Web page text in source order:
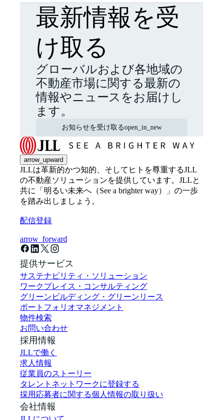
最新情報を受
け取る
グローバルおよび各地域の
不動産市場に関する最新の
情報やニュースをお届けし
ます。
お知らせを受け取るopen_in_new
arrow_upward
JLLは革新的かつ知的、そしてヒトを尊重するJLL
の不動産ソリューションを提供しています。JLLと
共に「明るい未来へ（See a brighter way）」の一歩
を踏み出しましょう。
配信登録
arrow_forward
提供サービス
サステナビリティ・ソリューション
ワークプレイス・コンサルティング
グリーンビルディング・グリーンリース
ポートフォリオマネジメント
物件検索
お問い合わせ
採用情報
JLLで働く
求人情報
従業員のストーリー
タレントネットワークに登録する
採用応募者に関する個人情報の取り扱い
会社情報